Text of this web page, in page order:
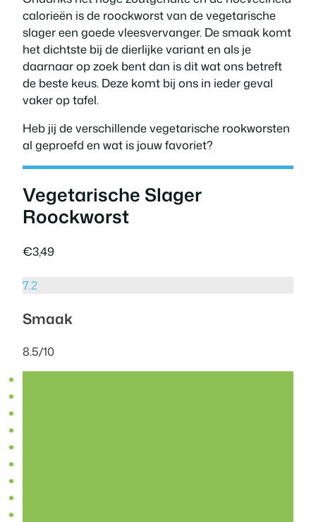
calorieën is de roockworst van de vegetarische
slager een goede vleesvervanger. De smaak komt
het dichtste bij de dierlijke variant en als je
daarnaar op zoek bent dan is dit wat ons betreft
de beste keus. Deze komt bij ons in ieder geval
vaker op tafel.
Heb jij de verschillende vegetarische rookworsten
al geproefd en wat is jouw favoriet?
Vegetarische Slager
Roockworst
€3,49
7.2
Smaak
8.5/10